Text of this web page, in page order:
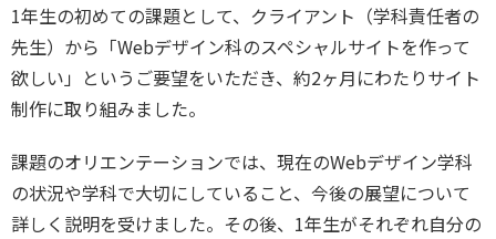
1年生の初めての課題として、クライアント（学科責任者の
先生）から「Webデザイン科のスペシャルサイトを作って
欲しい」というご要望をいただき、約2ヶ月にわたりサイト
制作に取り組みました。
課題のオリエンテーションでは、現在のWebデザイン学科
の状況や学科で大切にしていること、今後の展望について
詳しく説明を受けました。その後、1年生がそれぞれ自分の